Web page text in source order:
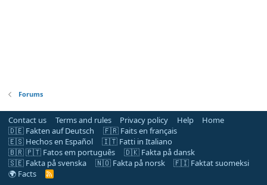
Forums
Contact us Terms and rules Privacy policy Help
Home
🇩🇪 Fakten auf Deutsch
🇫🇷 Faits en français
🇪🇸 Hechos en Español
🇮🇹 Fatti in Italiano
🇧🇷 🇵🇹 Fatos em português
🇩🇰 Fakta på dansk
🇸🇪 Fakta på svenska
🇳🇴 Fakta på norsk
🇫🇮 Faktat suomeksi
🌍 Facts
R